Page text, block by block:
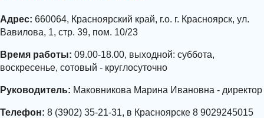
Адрес: 660064, Красноярский край, г.о. г. Красноярск, ул.
Вавилова, 1, стр. 39, пом. 10/23
Время работы: 09.00-18.00, выходной: суббота,
воскресенье, сотовый - круглосуточно
Руководитель: Маковникова Марина Ивановна - директор
Телефон: 8 (3902) 35-21-31, в Красноярске 8 9029245015